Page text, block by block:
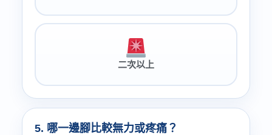
二次以上
5. 哪一邊腳比較無力或疼痛？